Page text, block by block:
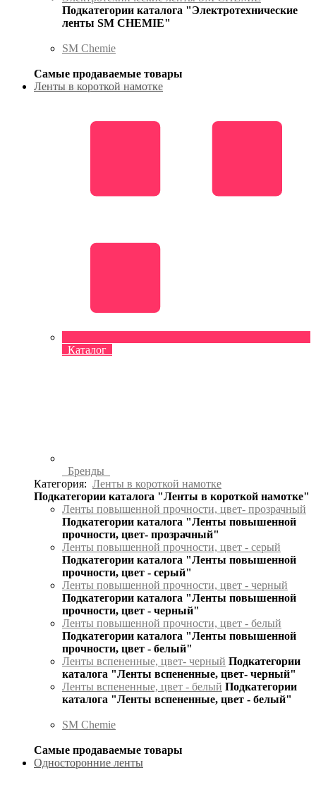
Подкатегории каталога "Электротехнические
ленты SM CHEMIE"
SM Chemie
Самые продаваемые товары
Ленты в короткой намотке
Каталог
Бренды
Категория: Ленты в короткой намотке
Подкатегории каталога "Ленты в короткой намотке"
Ленты повышенной прочности, цвет- прозрачный
Подкатегории каталога "Ленты повышенной
прочности, цвет- прозрачный"
Ленты повышенной прочности, цвет - серый
Подкатегории каталога "Ленты повышенной
прочности, цвет - серый"
Ленты повышенной прочности, цвет - черный
Подкатегории каталога "Ленты повышенной
прочности, цвет - черный"
Ленты повышенной прочности, цвет - белый
Подкатегории каталога "Ленты повышенной
прочности, цвет - белый"
Ленты вспененные, цвет- черный Подкатегории
каталога "Ленты вспененные, цвет- черный"
Ленты вспененные, цвет - белый Подкатегории
каталога "Ленты вспененные, цвет - белый"
SM Chemie
Самые продаваемые товары
Односторонние ленты